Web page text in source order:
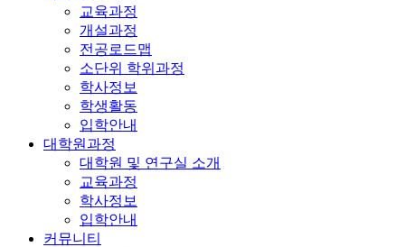
교육과정
개설과정
전공로드맵
소단위 학위과정
학사정보
학생활동
입학안내
대학원과정
대학원 및 연구실 소개
교육과정
학사정보
입학안내
커뮤니티